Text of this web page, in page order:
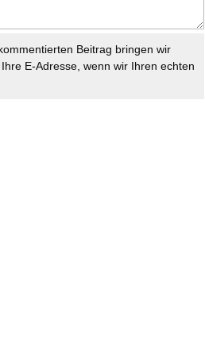
Beitrag bringen wir
E-Adresse, wenn wir Ihren echten